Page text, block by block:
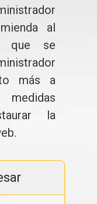
al
que se
más a
la